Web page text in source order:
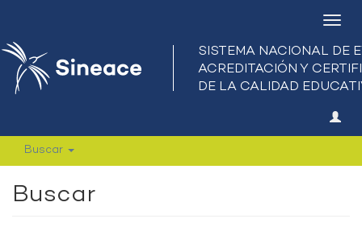
Buscar
Buscar